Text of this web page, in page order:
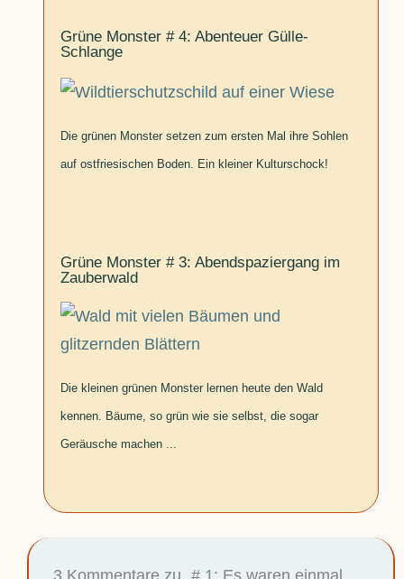
Grüne Monster # 4: Abenteuer Gülle-
Schlange
Die grünen Monster setzen zum ersten Mal ihre Sohlen
auf ostfriesischen Boden. Ein kleiner Kulturschock!
Grüne Monster # 3: Abendspaziergang im
Zauberwald
Die kleinen grünen Monster lernen heute den Wald
kennen. Bäume, so grün wie sie selbst, die sogar
Geräusche machen ...
3 Kommentare zu „# 1: Es waren einmal